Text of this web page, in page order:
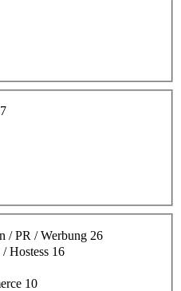
/ PR / Werbung 26
Hostess 16
10